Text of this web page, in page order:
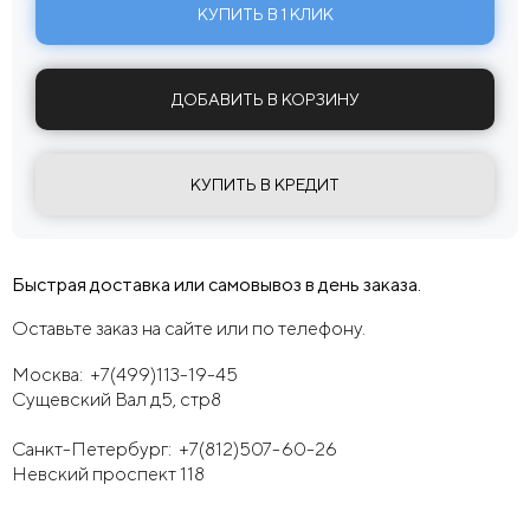
КУПИТЬ В 1 КЛИК
ДОБАВИТЬ В КОРЗИНУ
КУПИТЬ В КРЕДИТ
Быстрая доставка или самовывоз в день заказа.
Оставьте заказ на сайте или по телефону.
Москва: +7(499)113-19-45
Сущевский Вал д5, стр8
Санкт-Петербург: +7(812)507-60-26
Невский проспект 118